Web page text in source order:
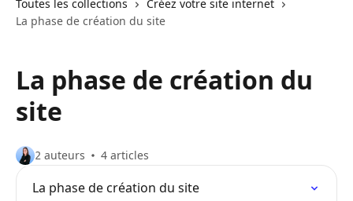
Toutes les collections
Créez votre site internet
La phase de création du site
La phase de création du
site
2 auteurs 4 articles
La phase de création du site